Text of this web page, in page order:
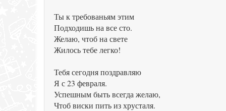
Ты к требованьям этим
Подходишь на все сто.
Желаю, чтоб на свете
Жилось тебе легко!
Тебя сегодня поздравляю
Я с 23 февраля.
Успешным быть всегда желаю,
Чтоб виски пить из хрусталя.